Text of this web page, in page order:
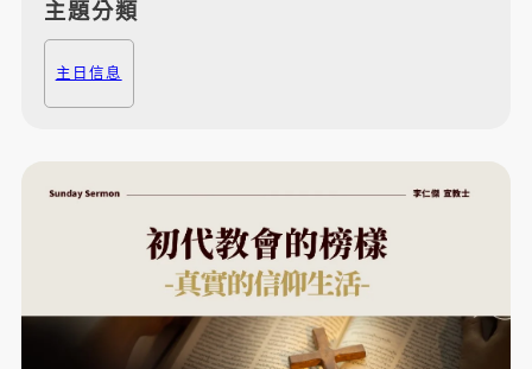
主題分類
主日信息